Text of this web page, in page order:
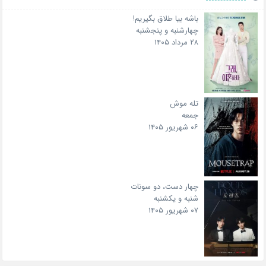
باشه بیا طلاق بگیریم!
چهارشنبه و پنجشنبه
۲۸ مرداد ۱۴۰۵
تله موش
جمعه
۰۶ شهریور ۱۴۰۵
چهار دست، دو سونات
شنبه و یکشنبه
۰۷ شهریور ۱۴۰۵